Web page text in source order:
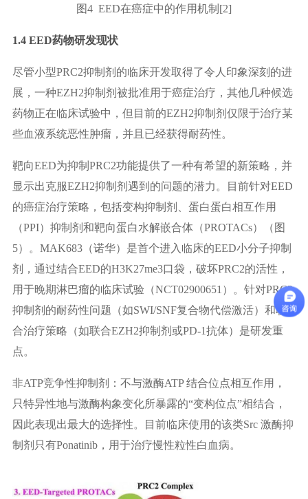
图4 EED在癌症中的作用机制[2]
1.4 EED药物研发现状
尽管小型PRC2抑制剂的临床开发取得了令人印象深刻的进
展，一种EZH2抑制剂被批准用于癌症治疗，其他几种候选
药物正在临床试验中，但目前的EZH2抑制剂仅限于治疗某
些血液系统恶性肿瘤，并且已经获得耐药性。
靶向EED为抑制PRC2功能提供了一种有希望的新策略，并
显示出克服EZH2抑制剂遇到的问题的潜力。目前针对EED
的癌症治疗策略，包括变构抑制剂、蛋白蛋白相互作用
（PPI）抑制剂和靶向蛋白水解嵌合体（PROTACs）（图
5）。MAK683（诺华）是首个进入临床的EED小分子抑制
剂，通过结合EED的H3K27me3口袋，破坏PRC2的活性，
用于晚期淋巴瘤的临床试验（NCT02900651）。针对PRC2
抑制剂的耐药性问题（如SWI/SNF复合物代偿激活）和联
合治疗策略（如联合EZH2抑制剂或PD-1抗体）是研发重
点。
非ATP竞争性抑制剂：不与激酶ATP 结合位点相互作用，
只特异性地与激酶构象变化所暴露的“变构位点”相结合，
因此表现出最大的选择性。目前临床使用的该类Src 激酶抑
制剂只有Ponatinib，用于治疗慢性粒性白血病。